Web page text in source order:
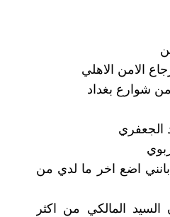
الامن الاهلي
شوارع بغداد
الجعفري
اضع اخر ما لدي من
السيد المالكي من اكثر